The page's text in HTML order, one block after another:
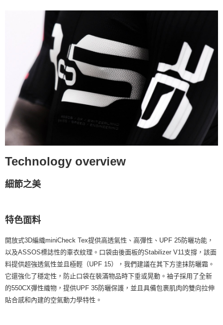
Technology overview
細節之美
特色面料
開放式3D編織miniCheck Tex提供高透氣性、高彈性、UPF 25防曬功能，
以及ASSOS標誌性的車衣紋理。口袋由後面板的Stabilizer V11支撐，該面
料提供超強透氣性並且極輕（UPF 15），我們建議在其下方塗抹防曬霜。
它還強化了穩定性，防止口袋在裝滿物品時下垂或晃動。袖子採用了全新
的550CX彈性織物，提供UPF 35防曬保護，並且具備包裹肌肉的雙向拉伸
貼合感和內建的空氣動力學特性。